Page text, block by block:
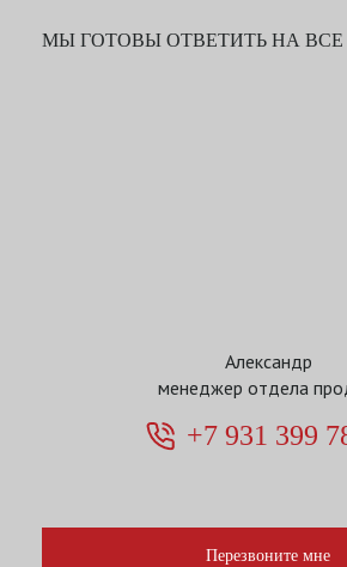
МЫ ГОТОВЫ ОТВЕТИТЬ НА
Александр
менеджер отдела
+7 931 399
Перезвоните мне